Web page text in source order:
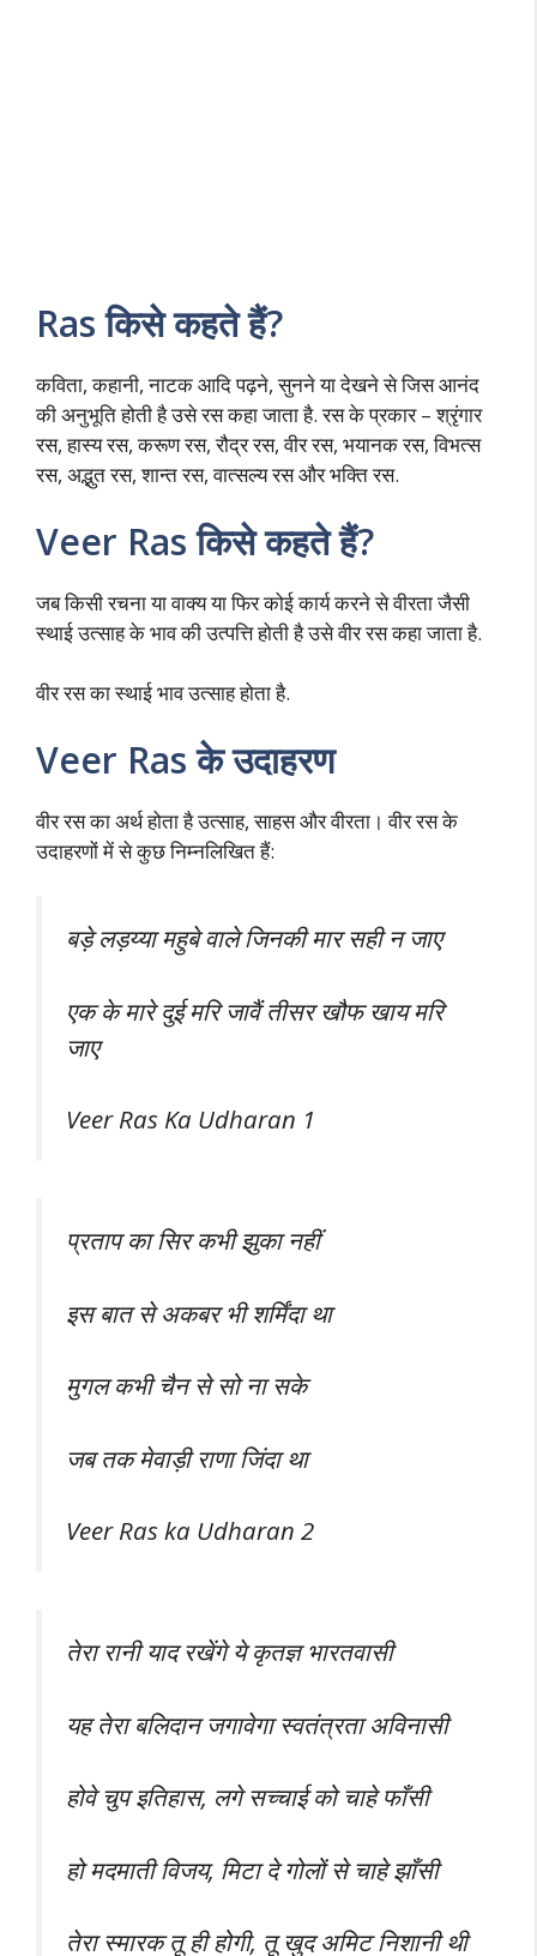
Ras किसे कहते हैं?
कविता, कहानी, नाटक आदि पढ़ने, सुनने या देखने से जिस आनंद
की अनुभूति होती है उसे रस कहा जाता है. रस के प्रकार – श्रृंगार
रस, हास्य रस, करूण रस, रौद्र रस, वीर रस, भयानक रस, विभत्स
रस, अद्भुत रस, शान्त रस, वात्सल्य रस और भक्ति रस.
Veer Ras किसे कहते हैं?
जब किसी रचना या वाक्य या फिर कोई कार्य करने से वीरता जैसी
स्थाई उत्साह के भाव की उत्पत्ति होती है उसे वीर रस कहा जाता है.
वीर रस का स्थाई भाव उत्साह होता है.
Veer Ras के उदाहरण
वीर रस का अर्थ होता है उत्साह, साहस और वीरता। वीर रस के
उदाहरणों में से कुछ निम्नलिखित हैं:
बड़े लड़य्या महुबे वाले जिनकी मार सही न जाए
एक के मारे दुई मरि जावैं तीसर खौफ खाय मरि
जाए
Veer Ras Ka Udharan 1
प्रताप का सिर कभी झुका नहीं
इस बात से अकबर भी शर्मिंदा था
मुगल कभी चैन से सो ना सके
जब तक मेवाड़ी राणा जिंदा था
Veer Ras ka Udharan 2
तेरा रानी याद रखेंगे ये कृतज्ञ भारतवासी
यह तेरा बलिदान जगावेगा स्वतंत्रता अविनासी
होवे चुप इतिहास, लगे सच्चाई को चाहे फाँसी
हो मदमाती विजय, मिटा दे गोलों से चाहे झाँसी
तेरा स्मारक तू ही होगी, तू खुद अमिट निशानी थी